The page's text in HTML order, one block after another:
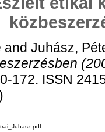
and Juhász,
172. ISSN